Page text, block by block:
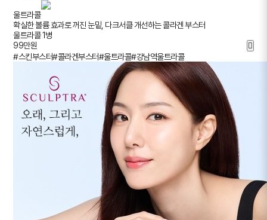
울트라콜
확실한 볼륨 효과로 꺼진 눈밑, 다크서클 개선하는 콜라겐 부스터
울트라콜 1병
99만원
#스킨부스터#콜라겐부스터#울트라콜#강남역울트라콜